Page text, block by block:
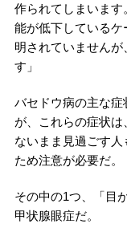
作られてしまいま
能が低下している
明されていません
す」
バセドウ病の主な
が、これらの症状
ないまま見過ごす
ため注意が必要だ。
その中の1つ、「目
甲状腺眼症だ。